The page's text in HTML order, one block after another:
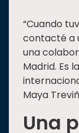
“Cuando
contacté a
una
Madrid. Es
Maya
Una